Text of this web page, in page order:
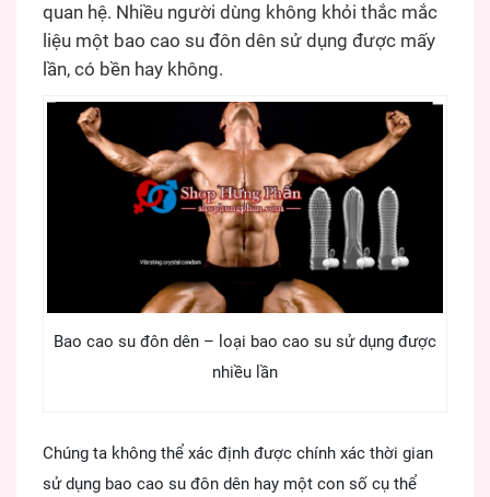
quan hệ. Nhiều người dùng không khỏi thắc mắc
liệu một bao cao su đôn dên sử dụng được mấy
lần, có bền hay không.
Bao cao su đôn dên – loại bao cao su sử dụng được
nhiều lần
Chúng ta không thể xác định được chính xác thời gian
sử dụng bao cao su đôn dên hay một con số cụ thể